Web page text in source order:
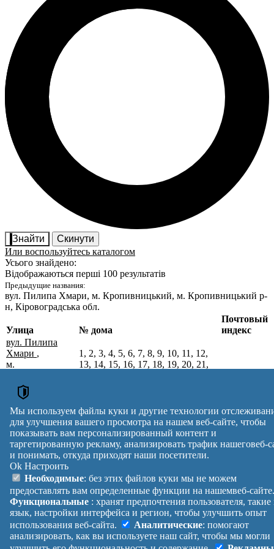
Знайти
Скинути
Или воспользуйтесь каталогом
Усього знайдено:
Відображаються перші 100 результатів
Предыдущие названия:
вул. Пилипа Хмари, м. Кропивницький, м. Кропивницький р-
н, Кіровоградська обл.
Почтовые индексы Украины. Обновлено : 07-08-2026.
Улица № дома
Почтовый
индекс
вул. Пилипа
Хмари ,
м.
Кропивницький
р-н,
Кіровоградська
обл.
1, 2, 3, 4, 5, 6, 7, 8, 9, 10, 11, 12,
13, 14, 15, 16, 17, 18, 19, 20, 21,
49, 50
Вулиця № будинків
Індекс
reklama
Правила
Помощь
Платные
услуги
Политика
конфиденциальности
Манифест
О проекте
Обратная
связь
Украина
Вход |
Выход
Мы используем файлы куки и другие технологии
для улучшения вашего просмотра на нашем веб-сайте, чтобы
показывать вам персонализированный контент и
таргетированную рекламу, анализировать трафик нашеговеб-
и понимать, откуда приходят наши посетители.
Ok Настроить
Необходимые: без этих файлов куки мы не можем
предоставлять вам определенные функции на нашемвеб-
Функциональные : хранят предпочтения пользователя, такие
язык, настройки интерфейса и регион, чтобы улучшить опыт
использования веб-сайта.
Аналитические: помогают
анализировать, как вы используете наш сайт, чтобы мы могли